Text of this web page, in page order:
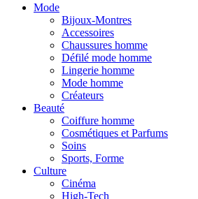
Mode
Bijoux-Montres
Accessoires
Chaussures homme
Défilé mode homme
Lingerie homme
Mode homme
Créateurs
Beauté
Coiffure homme
Cosmétiques et Parfums
Soins
Sports, Forme
Culture
Cinéma
High-Tech